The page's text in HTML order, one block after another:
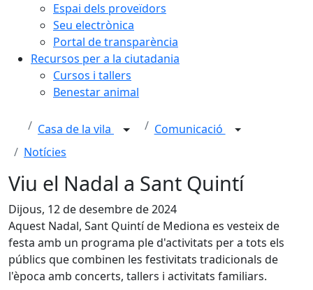
Espai dels proveïdors
Seu electrònica
Portal de transparència
Recursos per a la ciutadania
Cursos i tallers
Benestar animal
Casa de la vila
Comunicació
Notícies
Viu el Nadal a Sant Quintí
Dijous, 12 de desembre de 2024
Aquest Nadal, Sant Quintí de Mediona es vesteix de
festa amb un programa ple d'activitats per a tots els
públics que combinen les festivitats tradicionals de
l'època amb concerts, tallers i activitats familiars.